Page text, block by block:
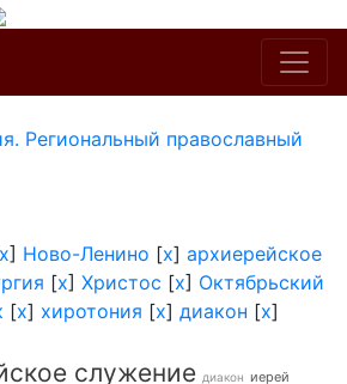
Региональный православный
x] Ново-Ленино [x] архиерейское
[x] Христос [x] Октябрьский
[x] хиротония [x] диакон [x]
служение диакон иерей